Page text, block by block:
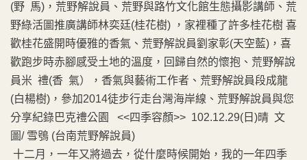
(野 馬)，荒野解說員、荒野與路竹文化館生態攝影講師、荒
野綠活圖推廣講師林奕廷(桂花樹) ，家裡種了許多桂花樹 喜
歡桂花盛開時優雅的香氣、荒野解說員劉家彰(天空藍)，喜
歡跑步時赤腳感受土地的溫度，回歸自然的懷抱、荒野解說
員米 禮(香 氣），香氣與藝術工作者、荒野解說員段成龍
(白楊樹)，參加2014徒步行走台灣海岸線、荒野解說員與您
分享紀錄巴克禮公園 <<四季容顏>> 102.12.29(日)晴 文
圖/ 雪鴞 (台南荒野解說員)
十二月，一年又將過去，從什麼時候開始，我的一年四季